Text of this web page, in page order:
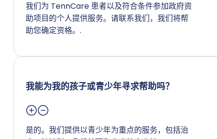
我们为 TennCare 患者以及符合条件参加政府资
助项目的个人提供服务。请联系我们，我们将帮
助您确定资格。.
我能为我的孩子或青少年寻求帮助吗？
是的。我们提供以青少年为重点的服务，包括治